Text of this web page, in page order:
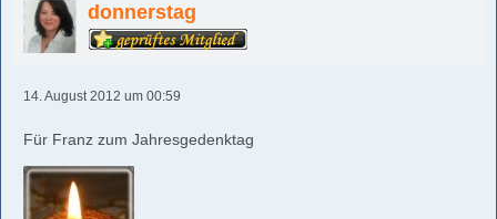
donnerstag
14. August 2012 um 00:59
Für Franz zum Jahresgedenktag